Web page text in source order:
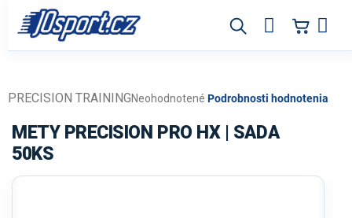
obsah
Priemerné
produktu
je
Neohodnotené Podrobnosti hodnotenia
PRECISION TRAINING
METY PRECISION PRO HX | SADA
50KS